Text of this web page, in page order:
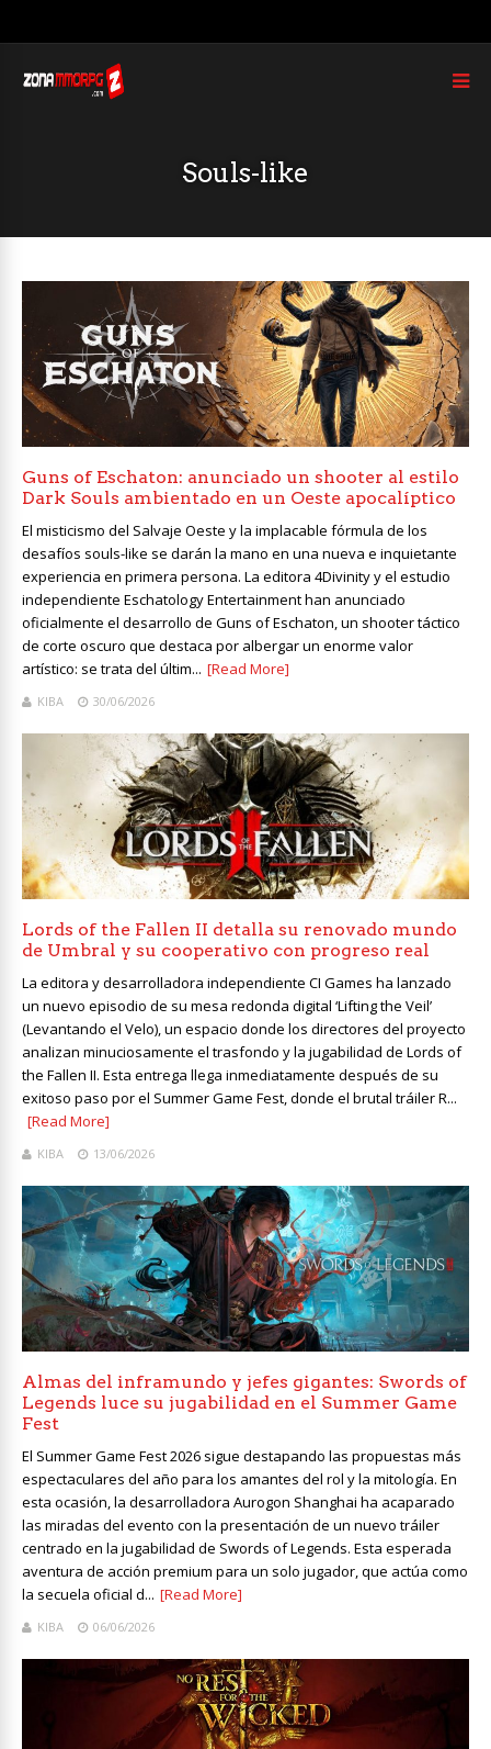
Souls-like
Guns of Eschaton: anunciado un shooter al estilo
Dark Souls ambientado en un Oeste apocalíptico
El misticismo del Salvaje Oeste y la implacable fórmula de los
desafíos souls-like se darán la mano en una nueva e inquietante
experiencia en primera persona. La editora 4Divinity y el estudio
independiente Eschatology Entertainment han anunciado
oficialmente el desarrollo de Guns of Eschaton, un shooter táctico
de corte oscuro que destaca por albergar un enorme valor
artístico: se trata del últim... [Read More]
KIBA 30/06/2026
Lords of the Fallen II detalla su renovado mundo
de Umbral y su cooperativo con progreso real
La editora y desarrolladora independiente CI Games ha lanzado
un nuevo episodio de su mesa redonda digital ‘Lifting the Veil’
(Levantando el Velo), un espacio donde los directores del proyecto
analizan minuciosamente el trasfondo y la jugabilidad de Lords of
the Fallen II. Esta entrega llega inmediatamente después de su
exitoso paso por el Summer Game Fest, donde el brutal tráiler R...
[Read More]
KIBA 13/06/2026
Almas del inframundo y jefes gigantes: Swords of
Legends luce su jugabilidad en el Summer Game
Fest
El Summer Game Fest 2026 sigue destapando las propuestas más
espectaculares del año para los amantes del rol y la mitología. En
esta ocasión, la desarrolladora Aurogon Shanghai ha acaparado
las miradas del evento con la presentación de un nuevo tráiler
centrado en la jugabilidad de Swords of Legends. Esta esperada
aventura de acción premium para un solo jugador, que actúa como
la secuela oficial d... [Read More]
KIBA 06/06/2026